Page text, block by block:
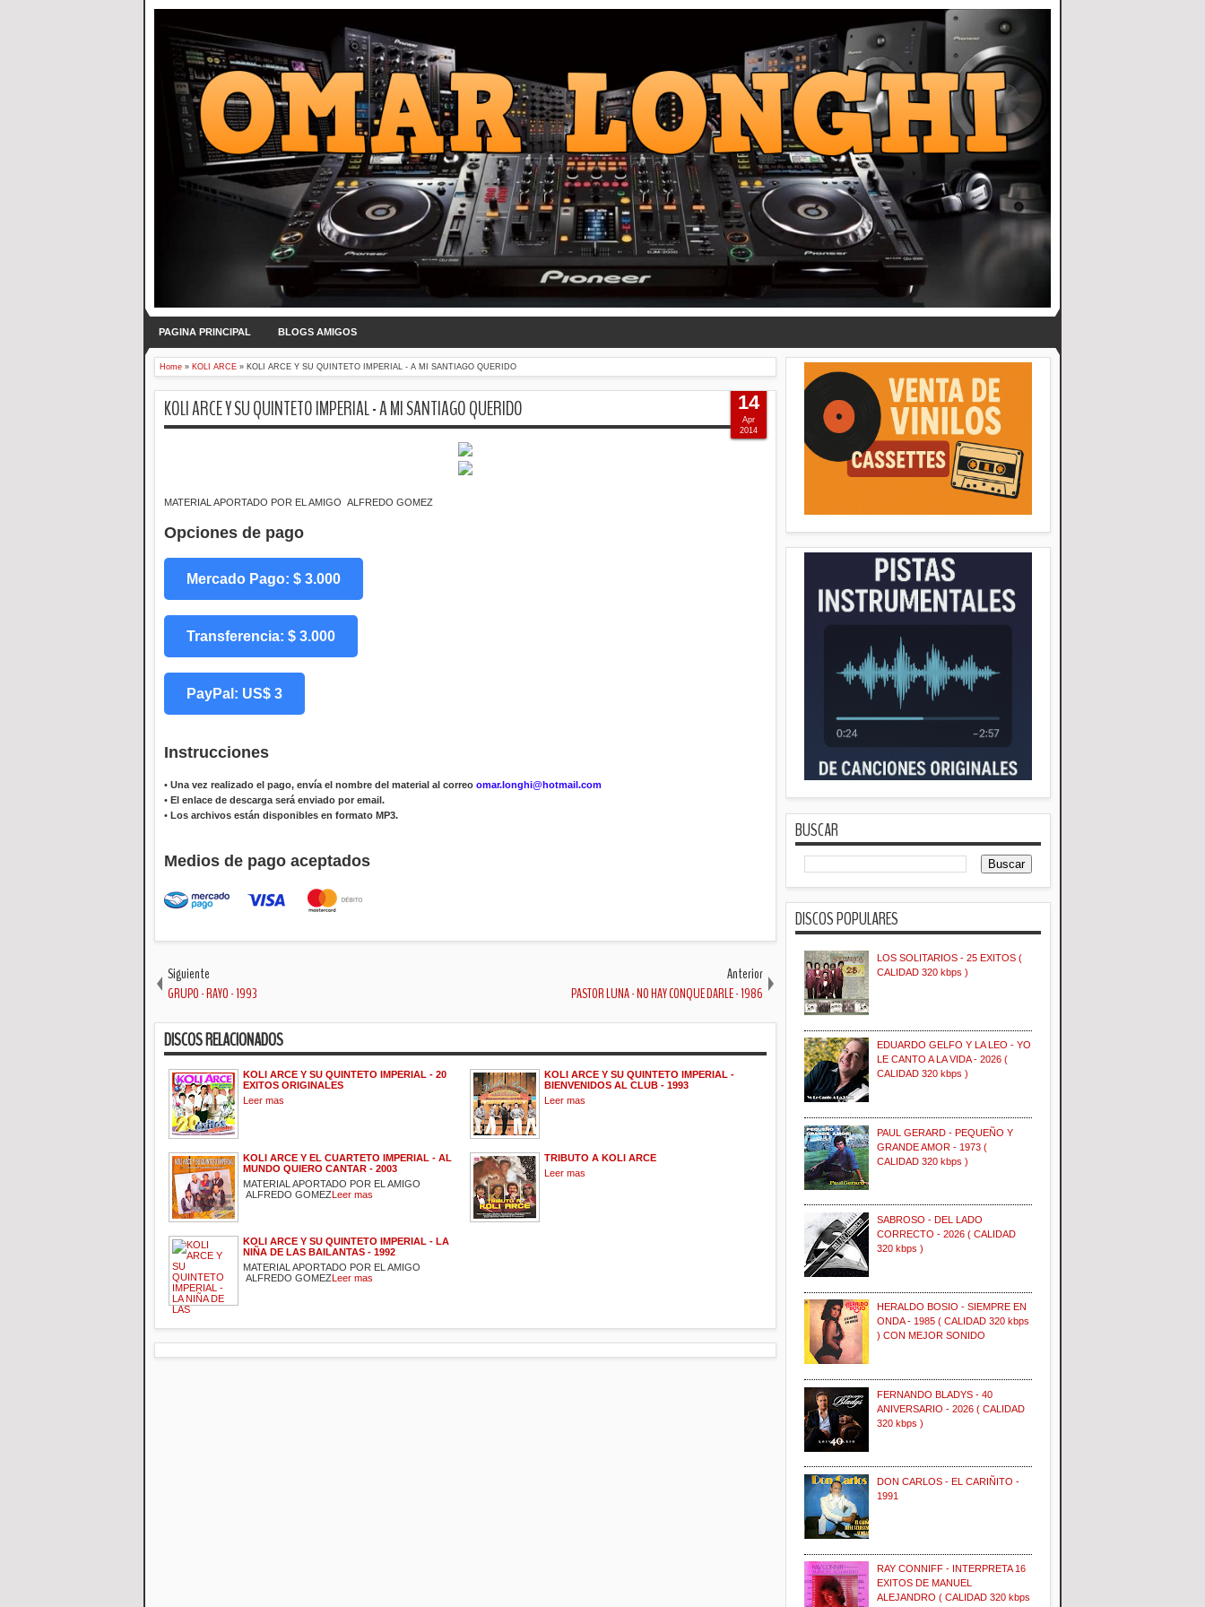
PAGINA PRINCIPAL BLOGS AMIGOS
Home » KOLI ARCE » KOLI ARCE Y SU QUINTETO IMPERIAL - A MI SANTIAGO QUERIDO
KOLI ARCE Y SU QUINTETO IMPERIAL - A MI SANTIAGO QUERIDO
MATERIAL APORTADO POR EL AMIGO ALFREDO GOMEZ
Opciones de pago
Mercado Pago: $ 3.000
Transferencia: $ 3.000
PayPal: US$ 3
Instrucciones
• Una vez realizado el pago, envía el nombre del material al correo omar.longhi@hotmail.com
• El enlace de descarga será enviado por email.
• Los archivos están disponibles en formato MP3.
Medios de pago aceptados
14
Apr
2014
Siguiente
GRUPO - RAYO - 1993
Anterior
PASTOR LUNA - NO HAY CONQUE DARLE - 1986
DISCOS RELACIONADOS
KOLI ARCE Y SU QUINTETO IMPERIAL - 20
EXITOS ORIGINALES
Leer mas
KOLI ARCE Y SU QUINTETO IMPERIAL -
BIENVENIDOS AL CLUB - 1993
Leer mas
KOLI ARCE Y EL CUARTETO IMPERIAL - AL
MUNDO QUIERO CANTAR - 2003
MATERIAL APORTADO POR EL AMIGO
ALFREDO GOMEZLeer mas
TRIBUTO A KOLI ARCE
Leer mas
KOLI ARCE Y SU QUINTETO IMPERIAL - LA
NIÑA DE LAS BAILANTAS - 1992
MATERIAL APORTADO POR EL AMIGO
ALFREDO GOMEZLeer mas
BUSCAR
DISCOS POPULARES
LOS SOLITARIOS - 25 EXITOS (
CALIDAD 320 kbps )
EDUARDO GELFO Y LA LEO - YO
LE CANTO A LA VIDA - 2026 (
CALIDAD 320 kbps )
PAUL GERARD - PEQUEÑO Y
GRANDE AMOR - 1973 (
CALIDAD 320 kbps )
SABROSO - DEL LADO
CORRECTO - 2026 ( CALIDAD
320 kbps )
HERALDO BOSIO - SIEMPRE EN
ONDA - 1985 ( CALIDAD 320 kbps
) CON MEJOR SONIDO
FERNANDO BLADYS - 40
ANIVERSARIO - 2026 ( CALIDAD
320 kbps )
DON CARLOS - EL CARIÑITO -
1991
RAY CONNIFF - INTERPRETA 16
EXITOS DE MANUEL
ALEJANDRO ( CALIDAD 320 kbps